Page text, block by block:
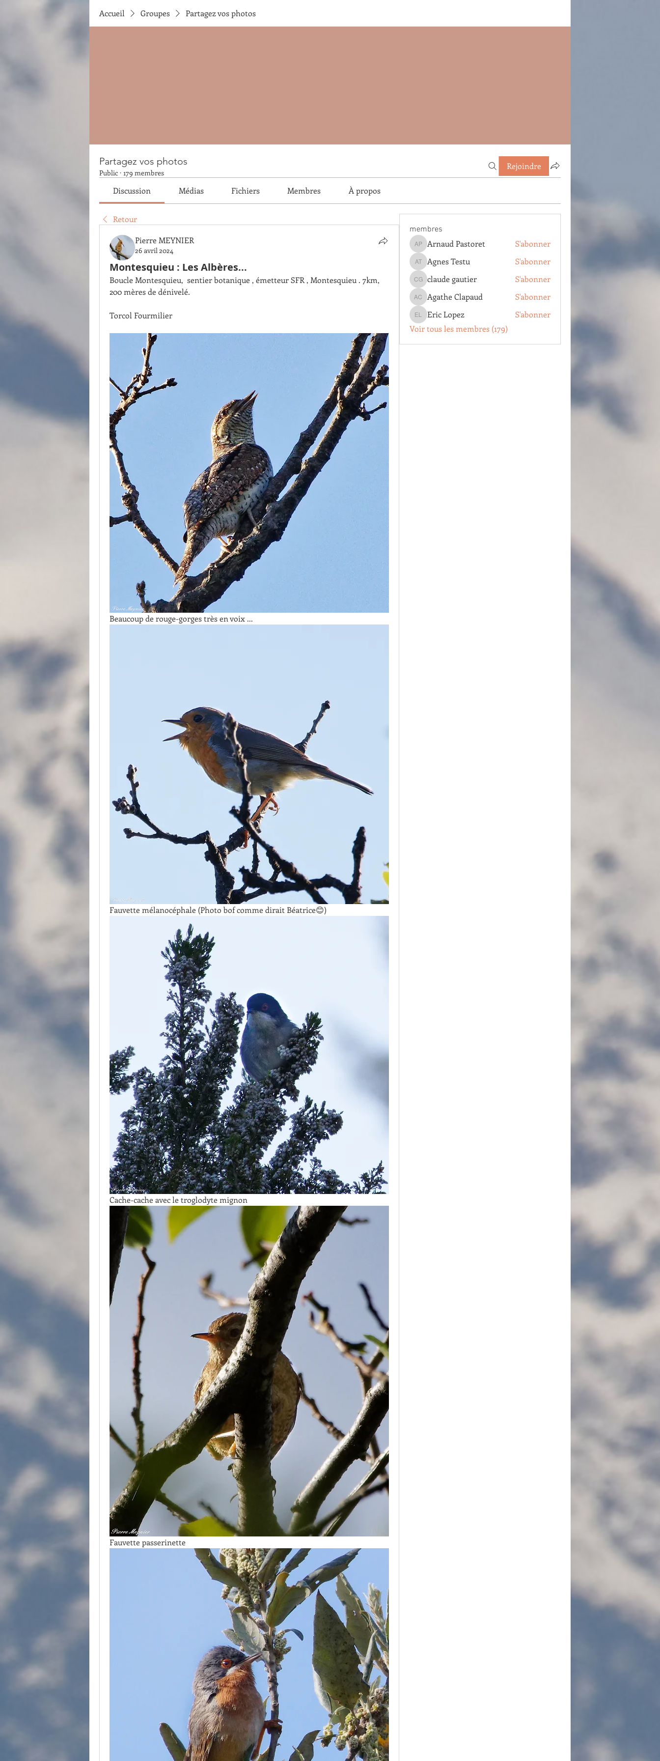
Accueil Groupes Partagez vos photos
Partagez vos photos
Public · 179 membres
Rejoindre
Discussion Médias Fichiers Membres À propos
Retour
Pierre MEYNIER
26 avril 2024
Montesquieu : Les Albères...
Boucle Montesquieu,  sentier botanique , émetteur SFR , Montesquieu . 7km,
200 mères de dénivelé.
Torcol Fourmilier
Beaucoup de rouge-gorges très en voix ...
Fauvette mélanocéphale (Photo bof comme dirait Béatrice😊)
Cache-cache avec le troglodyte mignon
Fauvette passerinette
membres
Arnaud Pastoret
Arnaud Pastoret S'abonner
Agnes Testu
Agnes Testu S'abonner
claude gautier
claude gautier S'abonner
Agathe Clapaud
Agathe Clapaud S'abonner
Eric Lopez
Eric Lopez
S'abonner
Voir tous les membres (179)